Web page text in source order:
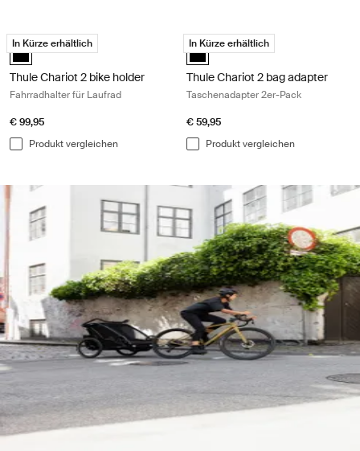
Thule Chariot 2 bike holder Fahrradhalter für Laufrad Black
In Kürze erhältlich
Thule Chariot 2 bike holder Schwarz (selected)
Thule Chariot 2 bike holder
Fahrradhalter für Laufrad
€ 99,95
Produkt vergleichen
Thule Chariot 2 bag adapter
In Kürze erhältlich
Thule Chariot 2 bag adapter
Thule Chariot 2 bag adapter
Taschenadapter 2er-Pack
€ 59,95
Produkt vergleichen